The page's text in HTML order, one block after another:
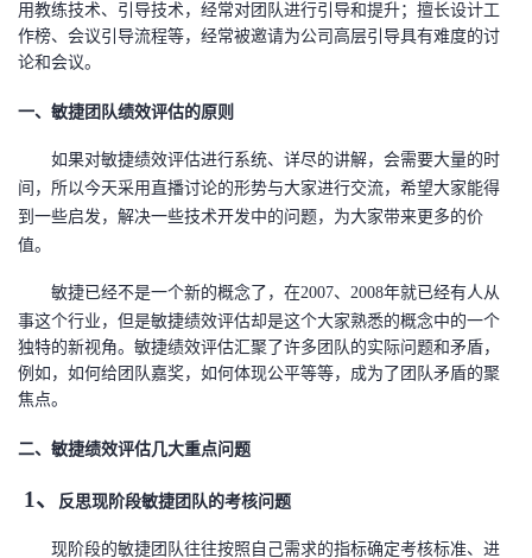
用教练技术、引导技术，经常对团队进行引导和提升；擅长设计工
作榜、会议引导流程等，经常被邀请为公司高层引导具有难度的讨
论和会议。
一、 敏捷团队绩效评估的原则
如果对敏捷绩效评估进行系统、详尽的讲解，会需要大量的时
间，所以今天采用直播讨论的形势与大家进行交流，希望大家能得
到一些启发，解决一些技术开发中的问题，为大家带来更多的价
值。
敏捷已经不是一个新的概念了，在2007、2008年就已经有人从
事这个行业，但是敏捷绩效评估却是这个大家熟悉的概念中的一个
独特的新视角。敏捷绩效评估汇聚了许多团队的实际问题和矛盾，
例如，如何给团队嘉奖，如何体现公平等等，成为了团队矛盾的聚
焦点。
二、 敏捷绩效评估几大重点问题
1、 反思现阶段敏捷团队的考核问题
现阶段的敏捷团队往往按照自己需求的指标确定考核标准、 进